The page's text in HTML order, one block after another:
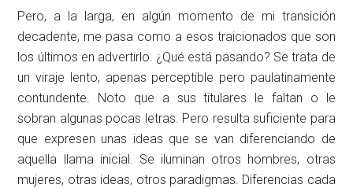
Pero, a la larga, en algún momento de mi transición
decadente, me pasa como a esos traicionados que son
los últimos en advertirlo. ¿Qué está pasando? Se trata de
un viraje lento, apenas perceptible pero paulatinamente
contundente. Noto que a sus titulares le faltan o le
sobran algunas pocas letras. Pero resulta suficiente para
que expresen unas ideas que se van diferenciando de
aquella llama inicial. Se iluminan otros hombres, otras
mujeres, otras ideas, otros paradigmas. Diferencias cada